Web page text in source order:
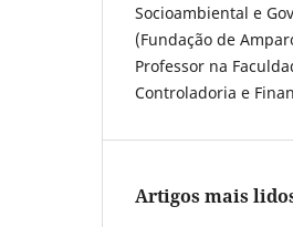
Socioambiental e
(Fundação de
Professor na
Controladoria e
Artigos mais